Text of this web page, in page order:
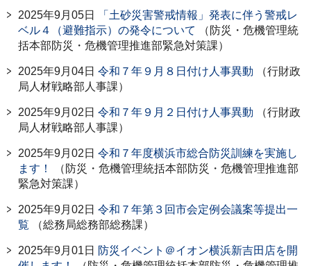
2025年9月05日
「土砂災害警戒情報」発表に伴う警戒レ
ベル４（避難指示）の発令について
（防災・危機管理統
括本部防災・危機管理推進部緊急対策課）
2025年9月04日 令和７年９月８日付け人事異動 （行財政
局人材戦略部人事課）
2025年9月02日 令和７年９月２日付け人事異動 （行財政
局人材戦略部人事課）
2025年9月02日 令和７年度横浜市総合防災訓練を実施し
ます！
（防災・危機管理統括本部防災・危機管理推進部
緊急対策課）
2025年9月02日 令和７年第３回市会定例会議案等提出一
覧 （総務局総務部総務課）
2025年9月01日 防災イベント＠イオン横浜新吉田店を開